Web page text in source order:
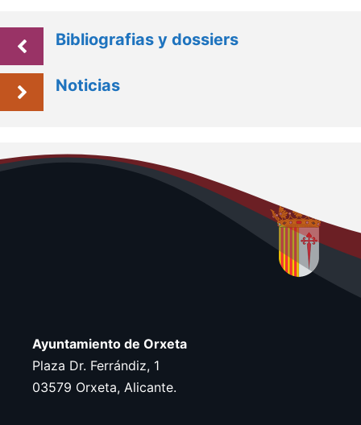
Bibliografias y dossiers
Noticias
Ayuntamiento de Orxeta
Plaza Dr. Ferrándiz, 1
03579 Orxeta, Alicante.